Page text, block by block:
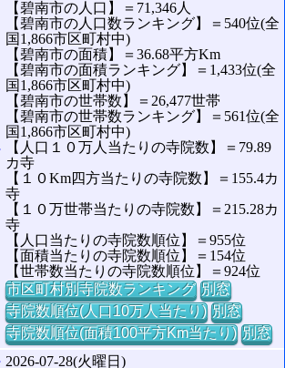
【碧南市の人口】＝71,346人
【碧南市の人口数ランキング】＝540位(全
国1,866市区町村中)
【碧南市の面積】＝36.68平方Km
【碧南市の面積ランキング】＝1,433位(全
国1,866市区町村中)
【碧南市の世帯数】＝26,477世帯
【碧南市の世帯数ランキング】＝561位(全
国1,866市区町村中)
【人口１０万人当たりの寺院数】＝79.89
カ寺
【１０Km四方当たりの寺院数】＝155.4カ
寺
【１０万世帯当たりの寺院数】＝215.28カ
寺
【人口当たりの寺院数順位】＝955位
【面積当たりの寺院数順位】＝154位
【世帯数当たりの寺院数順位】＝924位
市区町村別寺院数ランキング 別窓
寺院数順位(人口10万人当たり) 別窓
寺院数順位(面積100平方Km当たり) 別窓
2026-07-28(火曜日)